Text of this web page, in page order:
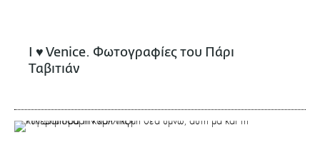
I ♥ Venice. Φωτογραφίες του Πάρι
Ταβιτιάν